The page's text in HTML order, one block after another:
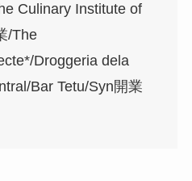
Culinary Institute of
/The
Droggeria dela
Bar Tetu/Syn開業